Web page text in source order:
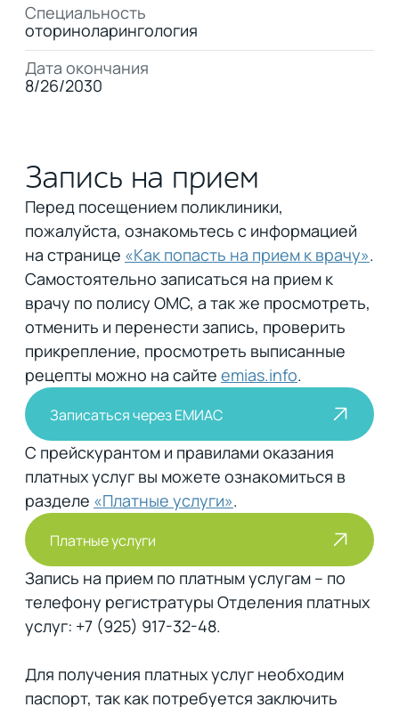
Специальность
оториноларингология
Дата окончания
8/26/2030
Запись на прием
Перед посещением поликлиники,
пожалуйста, ознакомьтесь с информацией
на странице «Как попасть на прием к врачу».
Самостоятельно записаться на прием к
врачу по полису ОМС, а так же просмотреть,
отменить и перенести запись, проверить
прикрепление, просмотреть выписанные
рецепты можно на сайте emias.info.
Записаться через ЕМИАС
С прейскурантом и правилами оказания
платных услуг вы можете ознакомиться в
разделе «Платные услуги».
Платные услуги
Запись на прием по платным услугам – по
телефону регистратуры Отделения платных
услуг: +7 (925) 917-32-48.
Для получения платных услуг необходим
паспорт, так как потребуется заключить